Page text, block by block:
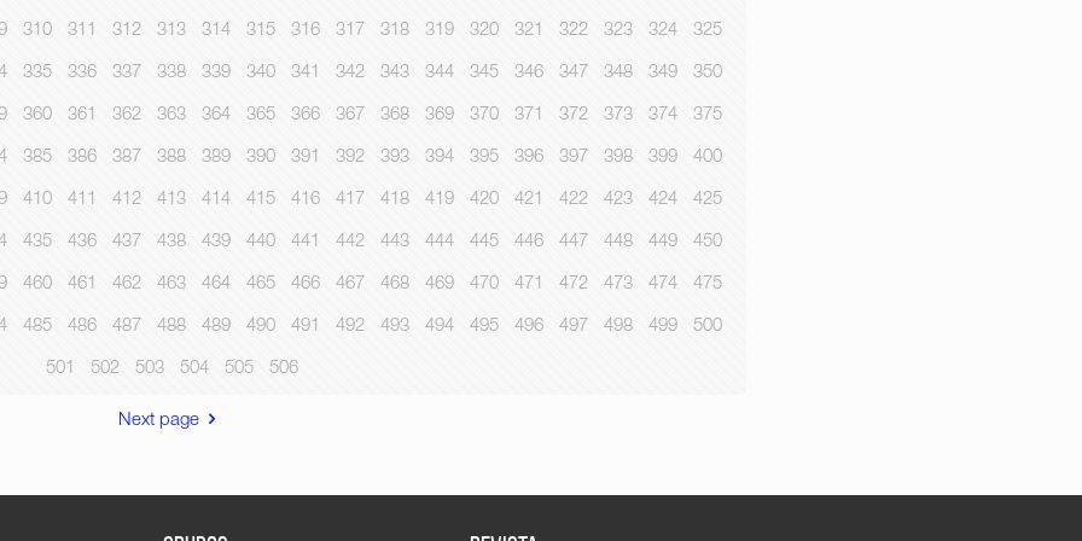
310 311 312 313 314 315 316 317 318 319 320 321 322 323 324 325
335 336 337 338 339 340 341 342 343 344 345 346 347 348 349 350
360 361 362 363 364 365 366 367 368 369 370 371 372 373 374 375
385 386 387 388 389 390 391 392 393 394 395 396 397 398 399 400
410 411 412 413 414 415 416 417 418 419 420 421 422 423 424 425
435 436 437 438 439 440 441 442 443 444 445 446 447 448 449 450
460 461 462 463 464 465 466 467 468 469 470 471 472 473 474 475
485 486 487 488 489 490 491 492 493 494 495 496 497 498 499 500
501 502 503 504 505 506
Next page